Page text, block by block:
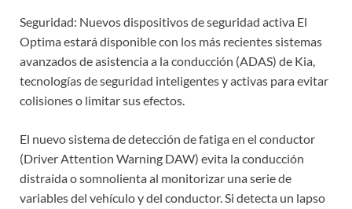
Seguridad: Nuevos dispositivos de seguridad activa El
Optima estará disponible con los más recientes sistemas
avanzados de asistencia a la conducción (ADAS) de Kia,
tecnologías de seguridad inteligentes y activas para evitar
colisiones o limitar sus efectos.
El nuevo sistema de detección de fatiga en el conductor
(Driver Attention Warning DAW) evita la conducción
distraída o somnolienta al monitorizar una serie de
variables del vehículo y del conductor. Si detecta un lapso